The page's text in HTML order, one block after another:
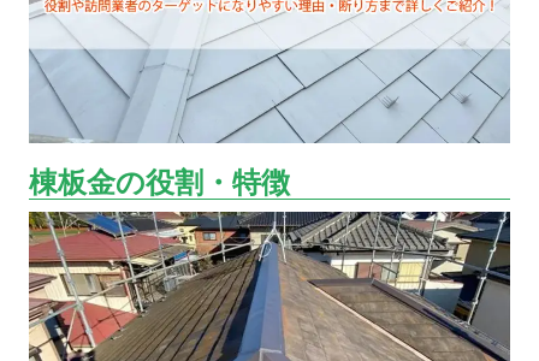
棟板金の役割・特徴